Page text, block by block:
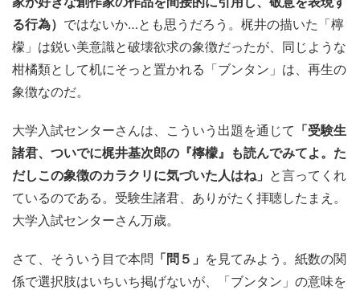
る行為） ではないか…とも思うだろう。梶井の描いた「檸
檬」は鋭い美意識と破壊欲求の象徴だったが、同じような
柑橘類として机にそっと置かれる「ブンタン」は、再生の
象徴なのだ。
大学入試センターさんは、こういう出題を通じて 「受験生
諸君、ついでに梶井基次郎の『檸檬』も読んでみてよ。た
だしこの象徴のカラクリに気づいた人はね」 と言ってくれ
ているのである。受験生諸君、ありがたく拝聴したまえ。
大学入試センターさん万歳。
さて、そういう目で本問 「問５」 を見てみよう。紙数の関
係で選択肢はいちいち掲げないが、「ブンタン」の意味を